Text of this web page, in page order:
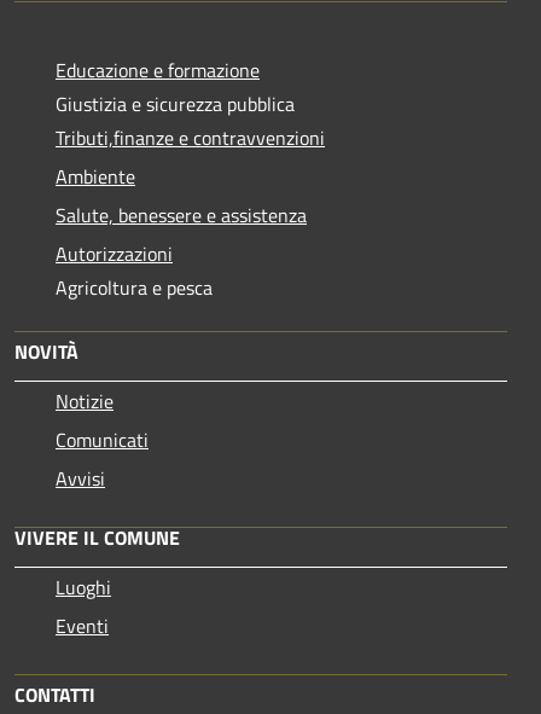
Educazione e formazione
Giustizia e sicurezza pubblica
Tributi,finanze e contravvenzioni
Ambiente
Salute, benessere e assistenza
Autorizzazioni
Agricoltura e pesca
NOVITÀ
Notizie
Comunicati
Avvisi
VIVERE IL COMUNE
Luoghi
Eventi
CONTATTI